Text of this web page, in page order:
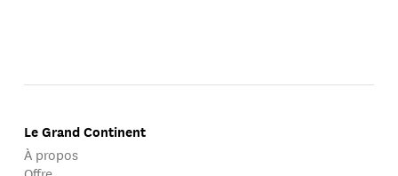
Le Grand Continent
À propos